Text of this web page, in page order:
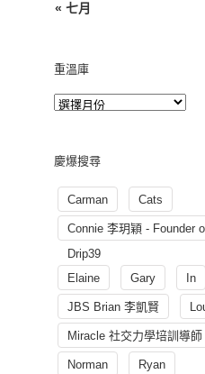
« 七月
重溫庫
慶爆搜尋
Carman Cats
Connie 李玥穎 - Founder
Drip39
Elaine
Gary In
JBS Brian 李凱賢
Miracle 社交力學培訓導師
Norman Ryan